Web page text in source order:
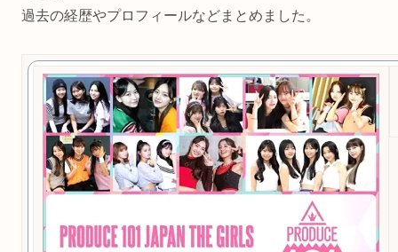
過去の経歴やプロフィールなどまとめました。